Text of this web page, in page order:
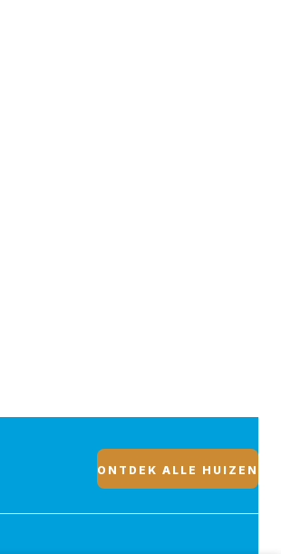
ONTDEK ALLE HUIZEN